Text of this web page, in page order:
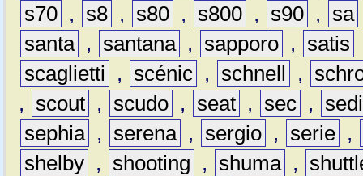
s70 , s8 , s80 , s800 , s90 , sa
santa , santana , sapporo , satis
scaglietti
, scénic , schnell ,
,
scout , scudo , seat , sec ,
sephia , serena , sergio , serie ,
shelby , shooting , shuma ,